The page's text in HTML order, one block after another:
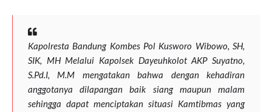
Kapolresta Bandung Kombes Pol Kusworo Wibowo, SH,
SIK, MH Melalui Kapolsek Dayeuhkolot AKP Suyatno,
S.Pd.I, M.M mengatakan bahwa dengan kehadiran
anggotanya dilapangan baik siang maupun malam
sehingga dapat menciptakan situasi Kamtibmas yang